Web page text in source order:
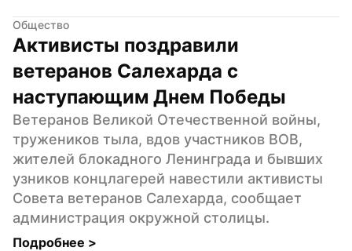
Общество
Активисты поздравили
ветеранов Салехарда с
наступающим Днем Победы
Ветеранов Великой Отечественной войны,
тружеников тыла, вдов участников ВОВ,
жителей блокадного Ленинграда и бывших
узников концлагерей навестили активисты
Совета ветеранов Салехарда, сообщает
администрация окружной столицы.
Подробнее >